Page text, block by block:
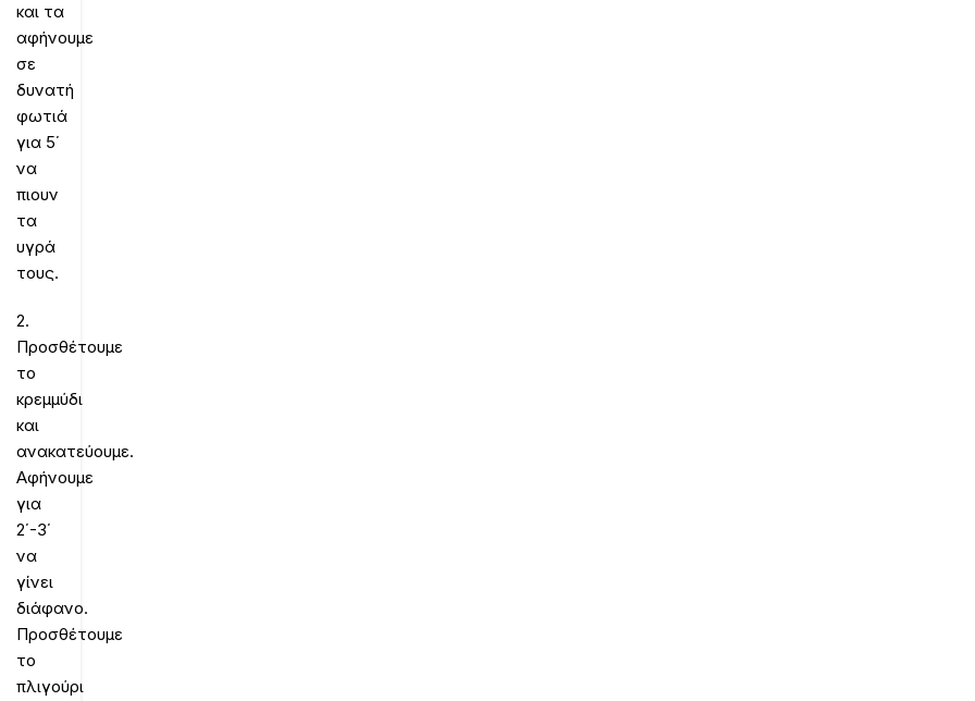
και τα
αφήνουμε
σε
δυνατή
φωτιά
για 5΄
να
πιουν
τα
υγρά
τους.
2.
Προσθέτουμε
το
κρεμμύδι
και
ανακατεύουμε.
Αφήνουμε
για
2΄-3΄
να
γίνει
διάφανο.
Προσθέτουμε
το
πλιγούρι